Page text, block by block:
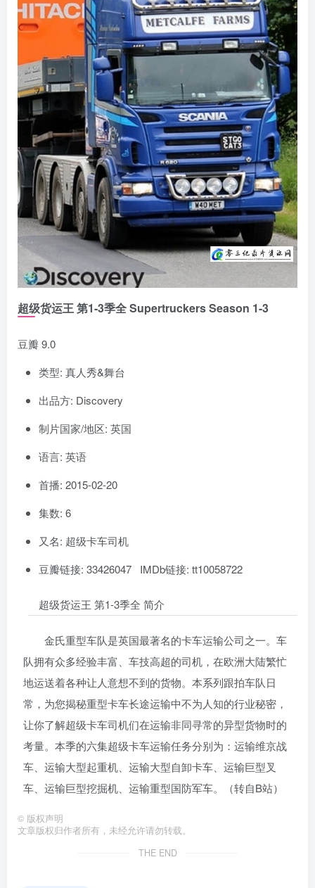
超级货运王 第1-3季全 Supertruckers Season 1-3
豆瓣 9.0
类型: 真人秀&舞台
出品方: Discovery
制片国家/地区: 英国
语言: 英语
首播: 2015-02-20
集数: 6
又名: 超级卡车司机
豆瓣链接: 33426047 IMDb链接: tt10058722
超级货运王 第1-3季全 简介
金氏重型车队是英国最著名的卡车运输公司之一。车
队拥有众多经验丰富、车技高超的司机，在欧洲大陆繁忙
地运送着各种让人意想不到的货物。本系列跟拍车队日
常，为您揭秘重型卡车长途运输中不为人知的行业秘密，
让你了解超级卡车司机们在运输非同寻常的异型货物时的
考量。本季的六集超级卡车运输任务分别为：运输维京战
车、运输大型起重机、运输大型自卸卡车、运输巨型叉
车、运输巨型挖掘机、运输重型国防军车。（转自B站）
© 版权声明
文章版权归作者所有，未经允许请勿转载。
THE END